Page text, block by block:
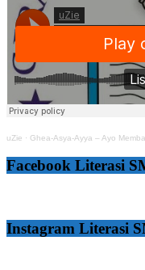
uZie · Ghea-Asya-Ayya – Ayo
Facebook Literasi
Instagram Literasi